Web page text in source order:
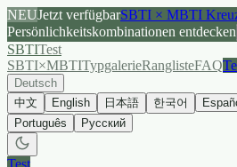
NEUJetzt verfügbarSBTI × MBTI
Persönlichkeitskombinationen entdecken
SBTITest
SBTI×MBTITypgalerieRanglisteFAQ
Deutsch
中文
English 日本語 한국어
Português
Русский
Test